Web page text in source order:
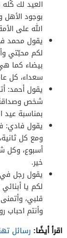
العيد لك كُله
بوجود الأهل
الله على
يقول محمد
لكم محبّتي
بيضاء كما
سعداء، كل
يقول أحمد:
شخص وصداقة
بمناسبة عيد
يقول فادي:
ومع كل
أسبوع، وكل
خير.
يقول رجل في
لكم يا
قلبي،
وأنتم احباب
اقرأ أيضًا: رسائل